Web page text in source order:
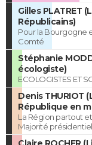
Gilles PLATRET
Républicains)
Pour la Bourgogne
Comté
Stéphanie
écologiste)
ECOLOGISTES ET
Denis THURIOT
République en
La Région partout
Majorité